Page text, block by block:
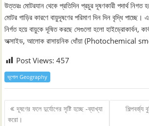
উত্তরঃ মোটরযান থেকে প্রতিদিন প্রচুর দূষণকারী পদার্থ নিগত
মোটর গাড়ির কারণে বায়ুদূষণের পরিমাণ দিন দিন বৃদ্ধি
নির্গত হয়ে বায়ুকে দূষিত করছে সেগুলো হলো হাইড্রোকার্বন,
অক্সাইড, আলোক রাসায়নিক ধোঁয়া (Photochemical
Post Views: 457
ভূগোল Geography
Post
navigation
দূষণের ফলে দুর্যোগের সৃষ্টি হচ্ছে -ব্যাখ্যা
করো।
শিল্পবর্জ্য